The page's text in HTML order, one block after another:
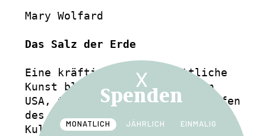
Mary Wolfard
Das Salz der Erde
Eine kräftige, fortschrittliche
Kunst blüht noch immer in den
USA, trotz den heftigen Angriffen
des McCarthyismus auf das
Kulturleben. Ein Beweis dafür ist
X
Spenden
MONATLICH JÄHRLICH EINMALIG